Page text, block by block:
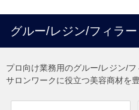
グルー/レジン/フィラー
プロ向け業務用のグルー/レジン/フ
サロンワークに役立つ美容商材を